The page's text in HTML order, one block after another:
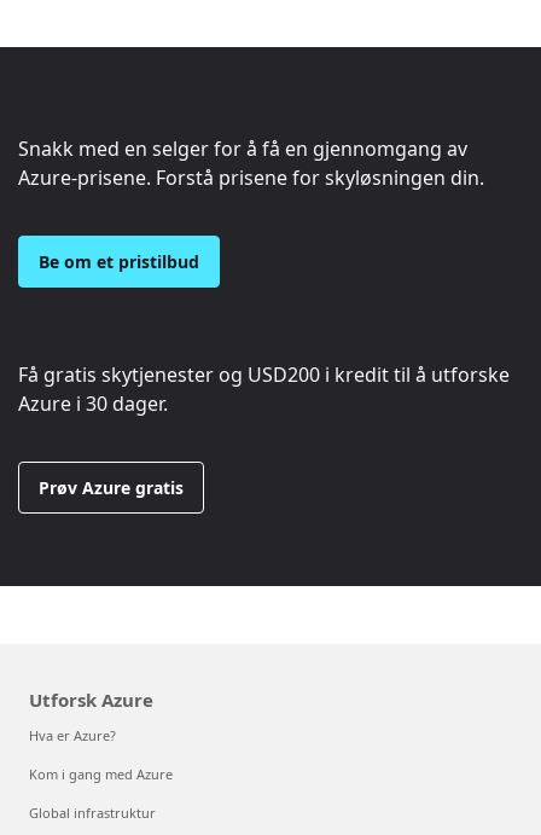
Snakk med en selger for å få en gjennomgang av
Azure-prisene. Forstå prisene for skyløsningen din.
Be om et pristilbud
Få gratis skytjenester og USD200 i kredit til å utforske
Azure i 30 dager.
Prøv Azure gratis
Utforsk Azure
Hva er Azure?
Kom i gang med Azure
Global infrastruktur